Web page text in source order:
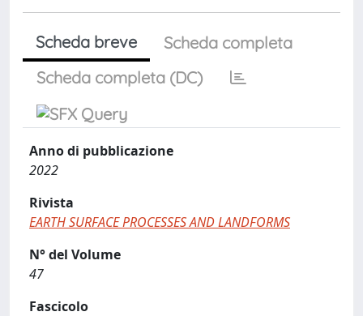
Scheda breve
Scheda completa
Scheda completa (DC)
Anno di pubblicazione
2022
Rivista
EARTH SURFACE PROCESSES AND LANDFORMS
N° del Volume
47
Fascicolo